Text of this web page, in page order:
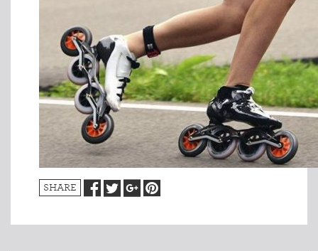
SHARE